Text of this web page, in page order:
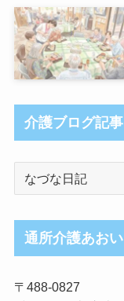
介護ブログ記
ロ
グ
事
通所介護あお
〒488-0827